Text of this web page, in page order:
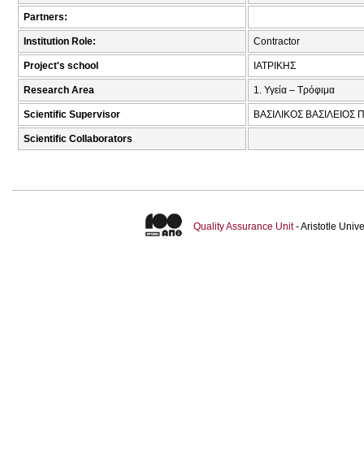
Partners:
Institution Role: Contractor
Project's school ΙΑΤΡΙΚΗΣ
Research Area 1. Υγεία – Τρόφιμα
Scientific Supervisor ΒΑΣΙΛΙΚΟΣ ΒΑΣΙΛΕΙΟΣ
Scientific Collaborators
Quality Assurance Unit- Aristotle